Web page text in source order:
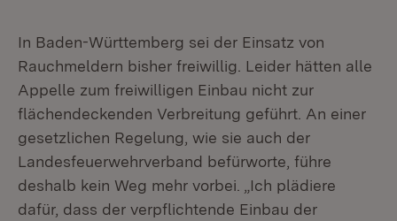
In Baden-Württemberg sei der Einsatz von
Rauchmeldern bisher freiwillig. Leider hätten alle
Appelle zum freiwilligen Einbau nicht zur
flächendeckenden Verbreitung geführt. An einer
gesetzlichen Regelung, wie sie auch der
Landesfeuerwehrverband befürworte, führe
deshalb kein Weg mehr vorbei. „Ich plädiere
dafür, dass der verpflichtende Einbau der